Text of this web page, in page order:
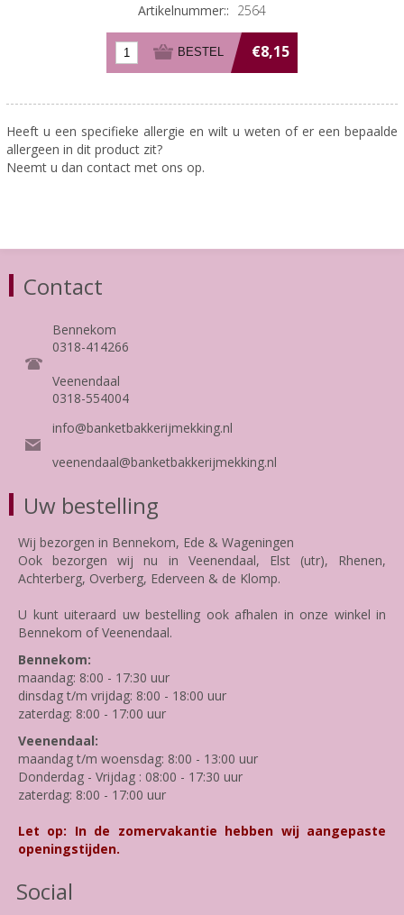
Artikelnummer:: 2564
€8,15
Heeft u een specifieke allergie en wilt u weten of er een bepaalde
allergeen in dit product zit?
Neemt u dan contact met ons op.
Contact
Bennekom
0318-414266
Veenendaal
0318-554004
info@banketbakkerijmekking.nl
veenendaal@banketbakkerijmekking.nl
Uw bestelling
Wij bezorgen in Bennekom, Ede & Wageningen
Ook bezorgen wij nu in Veenendaal, Elst (utr), Rhenen,
Achterberg, Overberg, Ederveen & de Klomp.
U kunt uiteraard uw bestelling ook afhalen in onze winkel in
Bennekom of Veenendaal.
Bennekom:
maandag: 8:00 - 17:30 uur
dinsdag t/m vrijdag: 8:00 - 18:00 uur
zaterdag: 8:00 - 17:00 uur
Veenendaal:
maandag t/m woensdag: 8:00 - 13:00 uur
Donderdag - Vrijdag : 08:00 - 17:30 uur
zaterdag: 8:00 - 17:00 uur
Let op: In de zomervakantie hebben wij aangepaste
openingstijden.
Social